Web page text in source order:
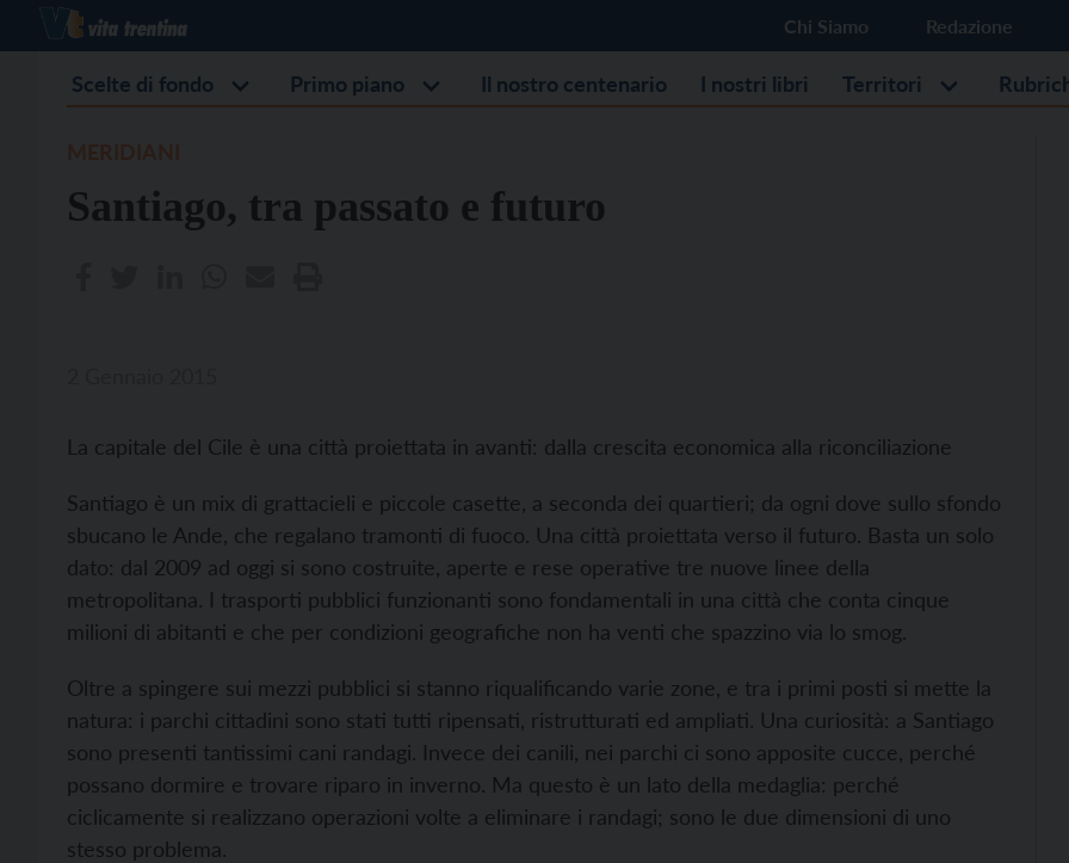
Chi Siamo Redazione
Scelte di fondo Primo piano Il nostro centenario I nostri libri Territori
Santiago, tra passato e futuro
La capitale del Cile è una città proiettata in avanti: dalla crescita economica alla riconciliazione
Santiago è un mix di grattacieli e piccole casette, a seconda dei quartieri; da ogni dove sullo sfondo
sbucano le Ande, che regalano tramonti di fuoco. Una città proiettata verso il futuro. Basta un solo
dato: dal 2009 ad oggi si sono costruite, aperte e rese operative tre nuove linee della
metropolitana. I trasporti pubblici funzionanti sono fondamentali in una città che conta cinque
milioni di abitanti e che per condizioni geografiche non ha venti che spazzino via lo smog.
Oltre a spingere sui mezzi pubblici si stanno riqualificando varie zone, e tra i primi posti si mette la
natura: i parchi cittadini sono stati tutti ripensati, ristrutturati ed ampliati. Una curiosità: a Santiago
sono presenti tantissimi cani randagi. Invece dei canili, nei parchi ci sono apposite cucce, perché
possano dormire e trovare riparo in inverno. Ma questo è un lato della medaglia: perché
ciclicamente si realizzano operazioni volte a eliminare i randagi; sono le due dimensioni di uno
stesso problema.